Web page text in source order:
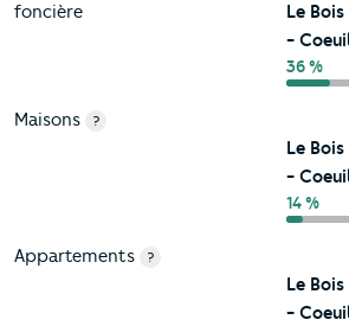
foncière
Le
-
36 %
Maisons ?
Le
-
14 %
Appartements ?
Le
-